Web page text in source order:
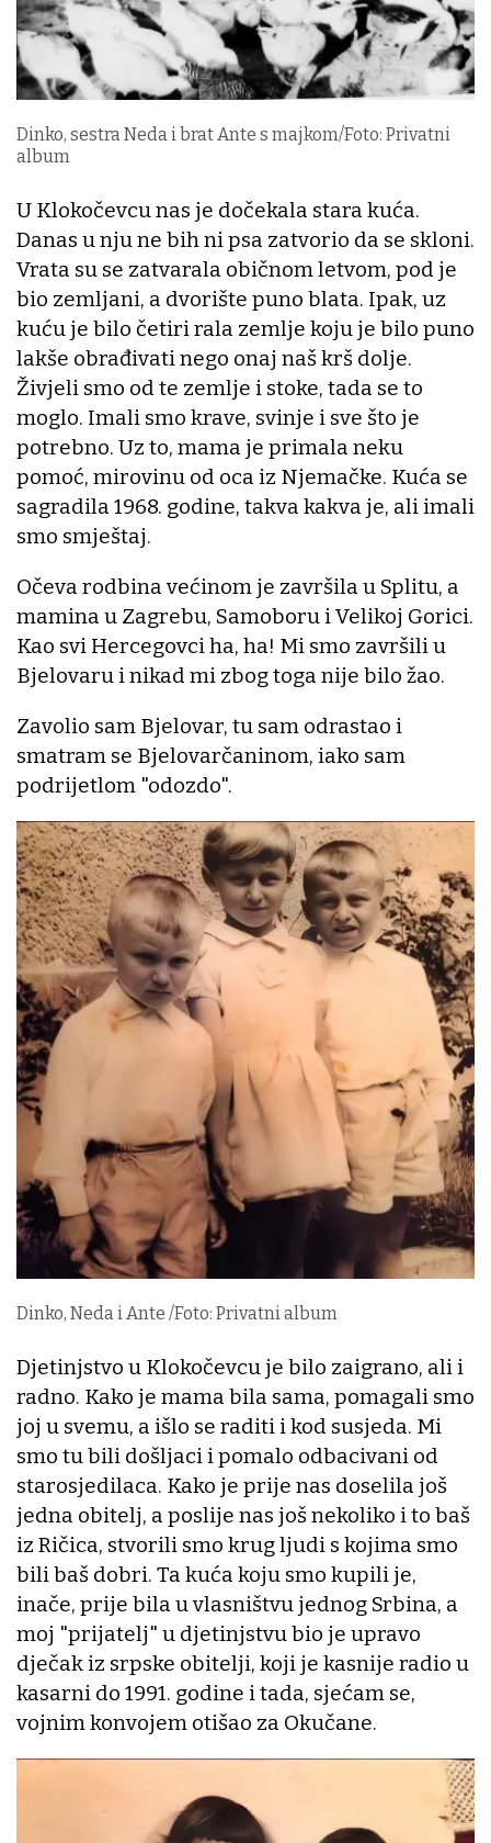
Dinko, sestra Neda i brat Ante s majkom/Foto: Privatni
album
U Klokočevcu nas je dočekala stara kuća.
Danas u nju ne bih ni psa zatvorio da se skloni.
Vrata su se zatvarala običnom letvom, pod je
bio zemljani, a dvorište puno blata. Ipak, uz
kuću je bilo četiri rala zemlje koju je bilo puno
lakše obrađivati nego onaj naš krš dolje.
Živjeli smo od te zemlje i stoke, tada se to
moglo. Imali smo krave, svinje i sve što je
potrebno. Uz to, mama je primala neku
pomoć, mirovinu od oca iz Njemačke. Kuća se
sagradila 1968. godine, takva kakva je, ali imali
smo smještaj.
Očeva rodbina većinom je završila u Splitu, a
mamina u Zagrebu, Samoboru i Velikoj Gorici.
Kao svi Hercegovci ha, ha! Mi smo završili u
Bjelovaru i nikad mi zbog toga nije bilo žao.
Zavolio sam Bjelovar, tu sam odrastao i
smatram se Bjelovarčaninom, iako sam
podrijetlom "odozdo".
Dinko, Neda i Ante /Foto: Privatni album
Djetinjstvo u Klokočevcu je bilo zaigrano, ali i
radno. Kako je mama bila sama, pomagali smo
joj u svemu, a išlo se raditi i kod susjeda. Mi
smo tu bili došljaci i pomalo odbacivani od
starosjedilaca. Kako je prije nas doselila još
jedna obitelj, a poslije nas još nekoliko i to baš
iz Ričica, stvorili smo krug ljudi s kojima smo
bili baš dobri. Ta kuća koju smo kupili je,
inače, prije bila u vlasništvu jednog Srbina, a
moj "prijatelj" u djetinjstvu bio je upravo
dječak iz srpske obitelji, koji je kasnije radio u
kasarni do 1991. godine i tada, sjećam se,
vojnim konvojem otišao za Okučane.